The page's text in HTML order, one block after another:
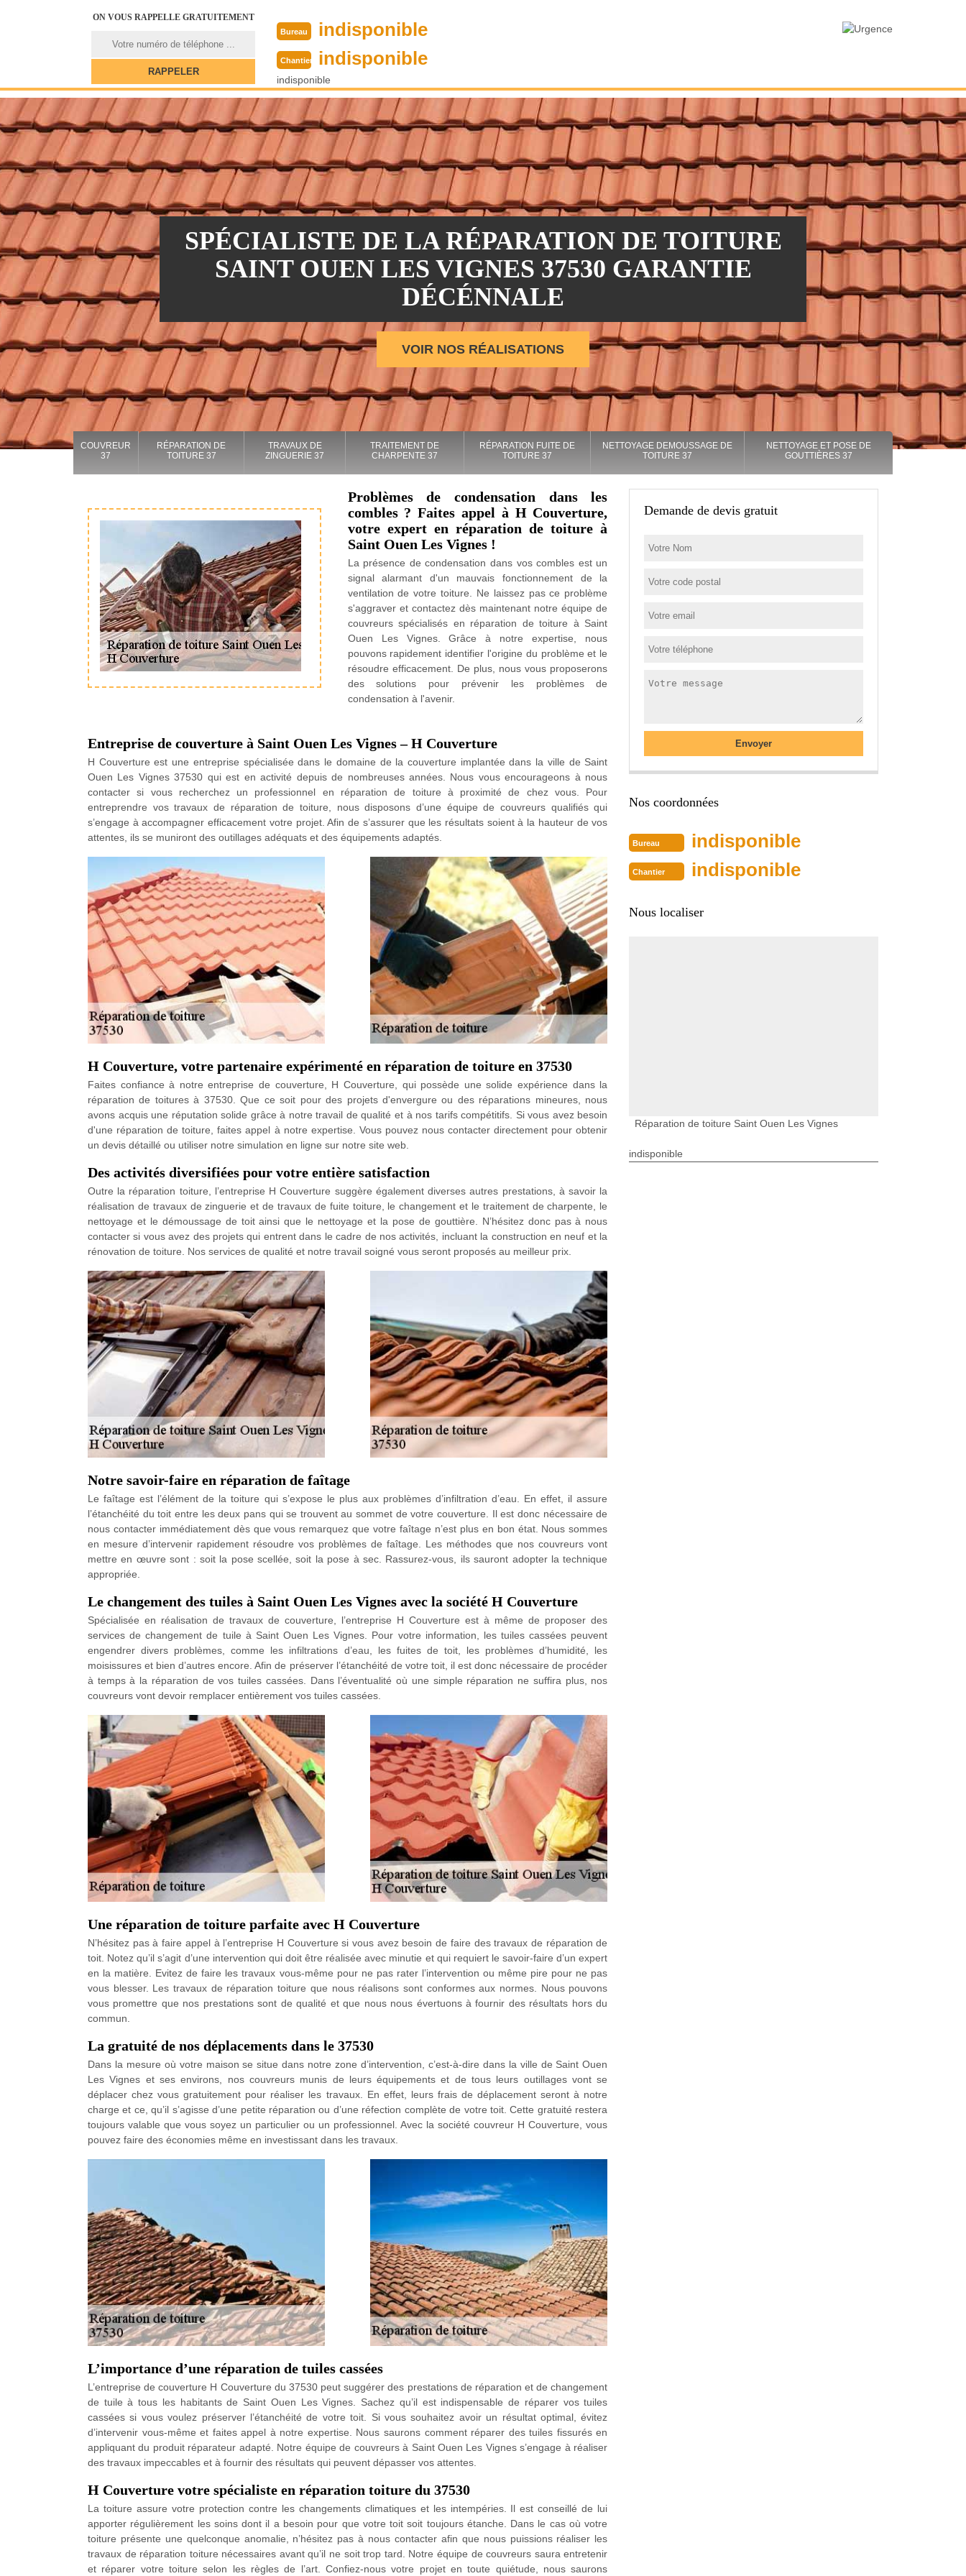
ON VOUS RAPPELLE GRATUITEMENT
Bureau indisponible
Chantier indisponible
indisponible
SPÉCIALISTE DE LA RÉPARATION DE TOITURE
SAINT OUEN LES VIGNES 37530 GARANTIE
DÉCÉNNALE
VOIR NOS RÉALISATIONS
COUVREUR
37
RÉPARATION DE
TOITURE 37
TRAVAUX DE
ZINGUERIE 37
TRAITEMENT DE
CHARPENTE 37
RÉPARATION FUITE DE
TOITURE 37
NETTOYAGE DEMOUSSAGE DE
TOITURE 37
NETTOYAGE ET POSE DE
GOUTTIÈRES 37
Problèmes de condensation dans les
combles ? Faites appel à H Couverture,
votre expert en réparation de toiture à
Saint Ouen Les Vignes !
La présence de condensation dans vos combles est un
signal alarmant d'un mauvais fonctionnement de la
ventilation de votre toiture. Ne laissez pas ce problème
s'aggraver et contactez dès maintenant notre équipe de
couvreurs spécialisés en réparation de toiture à Saint
Ouen Les Vignes. Grâce à notre expertise, nous
pouvons rapidement identifier l'origine du problème et le
résoudre efficacement. De plus, nous vous proposerons
des solutions pour prévenir les problèmes de
condensation à l'avenir.
Entreprise de couverture à Saint Ouen Les Vignes – H Couverture
H Couverture est une entreprise spécialisée dans le domaine de la couverture implantée dans la ville de Saint
Ouen Les Vignes 37530 qui est en activité depuis de nombreuses années. Nous vous encourageons à nous
contacter si vous recherchez un professionnel en réparation de toiture à proximité de chez vous. Pour
entreprendre vos travaux de réparation de toiture, nous disposons d’une équipe de couvreurs qualifiés qui
s’engage à accompagner efficacement votre projet. Afin de s’assurer que les résultats soient à la hauteur de vos
attentes, ils se muniront des outillages adéquats et des équipements adaptés.
H Couverture, votre partenaire expérimenté en réparation de toiture en 37530
Faites confiance à notre entreprise de couverture, H Couverture, qui possède une solide expérience dans la
réparation de toitures à 37530. Que ce soit pour des projets d'envergure ou des réparations mineures, nous
avons acquis une réputation solide grâce à notre travail de qualité et à nos tarifs compétitifs. Si vous avez besoin
d'une réparation de toiture, faites appel à notre expertise. Vous pouvez nous contacter directement pour obtenir
un devis détaillé ou utiliser notre simulation en ligne sur notre site web.
Des activités diversifiées pour votre entière satisfaction
Outre la réparation toiture, l’entreprise H Couverture suggère également diverses autres prestations, à savoir la
réalisation de travaux de zinguerie et de travaux de fuite toiture, le changement et le traitement de charpente, le
nettoyage et le démoussage de toit ainsi que le nettoyage et la pose de gouttière. N’hésitez donc pas à nous
contacter si vous avez des projets qui entrent dans le cadre de nos activités, incluant la construction en neuf et la
rénovation de toiture. Nos services de qualité et notre travail soigné vous seront proposés au meilleur prix.
Notre savoir-faire en réparation de faîtage
Le faîtage est l’élément de la toiture qui s’expose le plus aux problèmes d’infiltration d’eau. En effet, il assure
l’étanchéité du toit entre les deux pans qui se trouvent au sommet de votre couverture. Il est donc nécessaire de
nous contacter immédiatement dès que vous remarquez que votre faîtage n’est plus en bon état. Nous sommes
en mesure d’intervenir rapidement résoudre vos problèmes de faîtage. Les méthodes que nos couvreurs vont
mettre en œuvre sont : soit la pose scellée, soit la pose à sec. Rassurez-vous, ils sauront adopter la technique
appropriée.
Le changement des tuiles à Saint Ouen Les Vignes avec la société H Couverture
Spécialisée en réalisation de travaux de couverture, l’entreprise H Couverture est à même de proposer des
services de changement de tuile à Saint Ouen Les Vignes. Pour votre information, les tuiles cassées peuvent
engendrer divers problèmes, comme les infiltrations d’eau, les fuites de toit, les problèmes d’humidité, les
moisissures et bien d’autres encore. Afin de préserver l’étanchéité de votre toit, il est donc nécessaire de procéder
à temps à la réparation de vos tuiles cassées. Dans l’éventualité où une simple réparation ne suffira plus, nos
couvreurs vont devoir remplacer entièrement vos tuiles cassées.
Une réparation de toiture parfaite avec H Couverture
N’hésitez pas à faire appel à l’entreprise H Couverture si vous avez besoin de faire des travaux de réparation de
toit. Notez qu’il s’agit d’une intervention qui doit être réalisée avec minutie et qui requiert le savoir-faire d’un expert
en la matière. Evitez de faire les travaux vous-même pour ne pas rater l’intervention ou même pire pour ne pas
vous blesser. Les travaux de réparation toiture que nous réalisons sont conformes aux normes. Nous pouvons
vous promettre que nos prestations sont de qualité et que nous nous évertuons à fournir des résultats hors du
commun.
La gratuité de nos déplacements dans le 37530
Dans la mesure où votre maison se situe dans notre zone d’intervention, c’est-à-dire dans la ville de Saint Ouen
Les Vignes et ses environs, nos couvreurs munis de leurs équipements et de tous leurs outillages vont se
déplacer chez vous gratuitement pour réaliser les travaux. En effet, leurs frais de déplacement seront à notre
charge et ce, qu’il s’agisse d’une petite réparation ou d’une réfection complète de votre toit. Cette gratuité restera
toujours valable que vous soyez un particulier ou un professionnel. Avec la société couvreur H Couverture, vous
pouvez faire des économies même en investissant dans les travaux.
L’importance d’une réparation de tuiles cassées
L’entreprise de couverture H Couverture du 37530 peut suggérer des prestations de réparation et de changement
de tuile à tous les habitants de Saint Ouen Les Vignes. Sachez qu’il est indispensable de réparer vos tuiles
cassées si vous voulez préserver l’étanchéité de votre toit. Si vous souhaitez avoir un résultat optimal, évitez
d’intervenir vous-même et faites appel à notre expertise. Nous saurons comment réparer des tuiles fissurés en
appliquant du produit réparateur adapté. Notre équipe de couvreurs à Saint Ouen Les Vignes s’engage à réaliser
des travaux impeccables et à fournir des résultats qui peuvent dépasser vos attentes.
H Couverture votre spécialiste en réparation toiture du 37530
La toiture assure votre protection contre les changements climatiques et les intempéries. Il est conseillé de lui
apporter régulièrement les soins dont il a besoin pour que votre toit soit toujours étanche. Dans le cas où votre
toiture présente une quelconque anomalie, n’hésitez pas à nous contacter afin que nous puissions réaliser les
travaux de réparation toiture nécessaires avant qu’il ne soit trop tard. Notre équipe de couvreurs saura entretenir
et réparer votre toiture selon les règles de l’art. Confiez-nous votre projet en toute quiétude, nous saurons
Demande de devis gratuit
Nos coordonnées
Bureau indisponible
Chantier indisponible
Nous localiser
Réparation de toiture Saint Ouen Les Vignes
indisponible